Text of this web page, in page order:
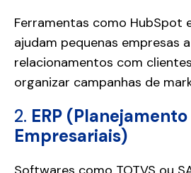
Ferramentas como HubSpot
ajudam pequenas empresas
relacionamentos com
organizar campanhas de
2. ERP
Empresariais)